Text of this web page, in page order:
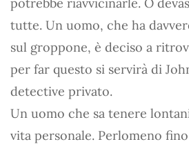
tutte. Un uomo, che ha
sul groppone, è deciso a
per far questo si servirà di
detective privato.
Un uomo che sa tenere
vita personale. Perlomeno